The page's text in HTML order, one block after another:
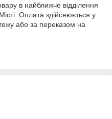
в найближче відділення
Оплата здійснюється у
або за переказом на